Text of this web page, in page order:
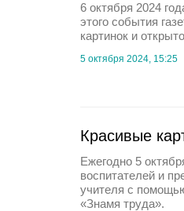
6 октября 2024
этого события
картинок и
5 октября 2024, 15:25
Красивые
Ежегодно 5
воспитателей и
учителя с
«Знамя труда».